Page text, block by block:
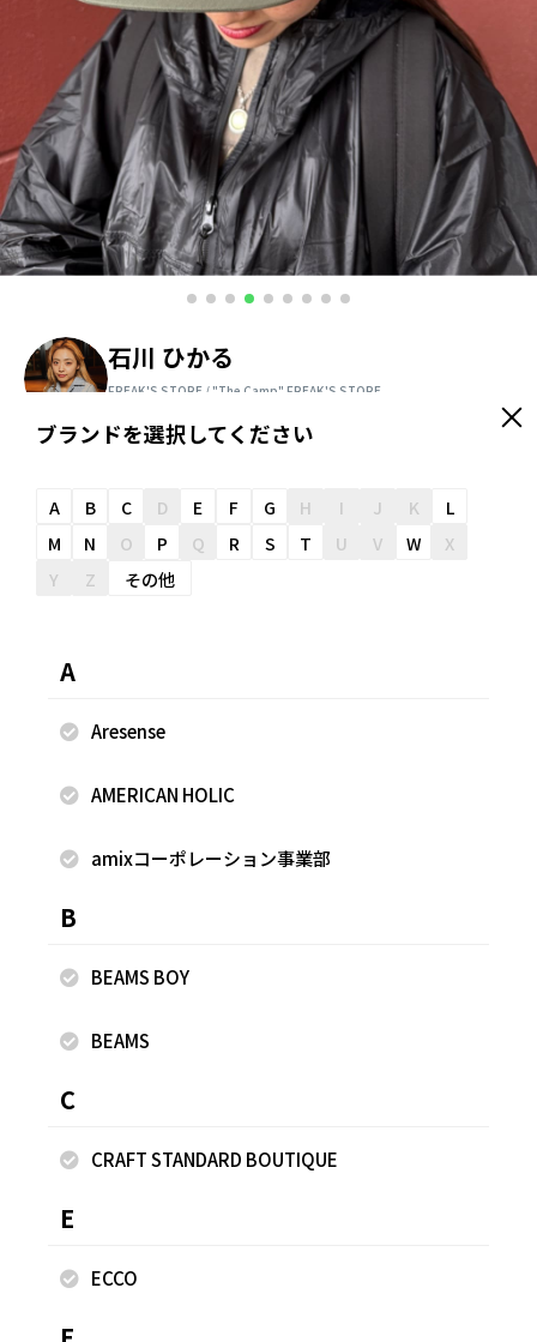
石川 ひかる
FREAK'S STORE / "The Camp" FREAK'S STORE
友だち追加
SPECIAL OTHERS 20周年🥳🎉❤️FREAK’S STOREとの特別な
にぴったりの特別なレインコートを主役にスタイリングしま
テム】レディース⇒トップスS・ボトムフリーサイズ着用し
射や角度により実物と色味が異なる場合がございます。 ★フ
LINE公式アカウント★ 以下のリンクから最新情報配信！是
https://line.me/R/ti/p/@874veaqo ✅Instagramにスタイ
非お友達追加お願いします！ https://lin.ee/5ImL2p6
着用商品
ブランドを選択してください
A B C D E F G H I J K
L
M
N O P Q R S T U V W
X
Y
Z その他
A
Aresense
AMERICAN HOLIC
amixコーポレーション事業部
B
BEAMS BOY
BEAMS
C
CRAFT STANDARD BOUTIQUE
E
ECCO